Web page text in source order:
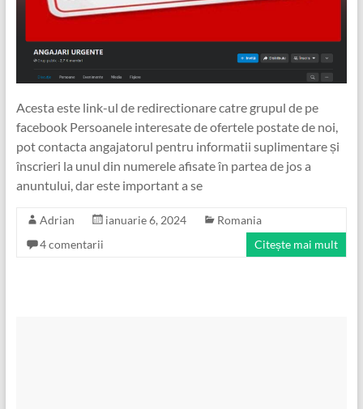
Acesta este link-ul de redirectionare catre grupul de pe
facebook Persoanele interesate de ofertele postate de noi,
pot contacta angajatorul pentru informatii suplimentare și
înscrieri la unul din numerele afisate în partea de jos a
anuntului, dar este important a se
Adrian ianuarie 6, 2024
Romania
4 comentarii
Citește mai mult